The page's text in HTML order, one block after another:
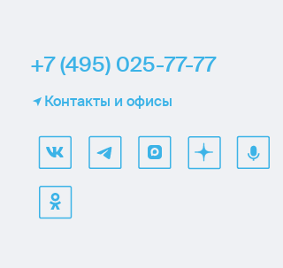
+7 (495) 025-77-77
Контакты и офисы